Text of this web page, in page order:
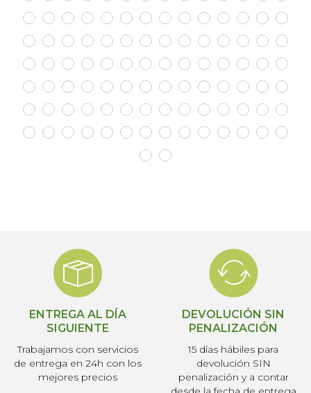
ENTREGA AL DÍA
SIGUIENTE
Trabajamos con servicios
de entrega en 24h con los
mejores precios
DEVOLUCIÓN SIN
PENALIZACIÓN
15 días hábiles para
devolución SIN
penalización y a contar